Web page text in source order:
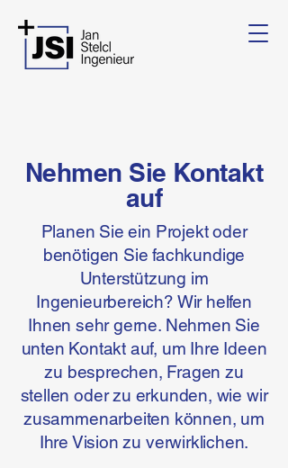
Nehmen Sie Kontakt
auf
Planen Sie ein Projekt oder
benötigen Sie fachkundige
Unterstützung im
Ingenieurbereich? Wir helfen
Ihnen sehr gerne. Nehmen Sie
unten Kontakt auf, um Ihre Ideen
zu besprechen, Fragen zu
stellen oder zu erkunden, wie wir
zusammenarbeiten können, um
Ihre Vision zu verwirklichen.